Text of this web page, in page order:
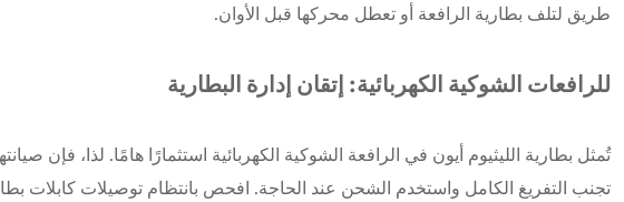
طريق لتلف بطارية الرافعة أو تعطل محركها قبل الأوان.
للرافعات الشوكية الكهربائية: إتقان إدارة البطارية
تُمثل بطارية الليثيوم أيون في الرافعة الشوكية الكهربائية استثمارًا هامًا. لذا، فإن
تجنب التفريغ الكامل واستخدم الشحن عند الحاجة. افحص بانتظام توصيلات كابلات